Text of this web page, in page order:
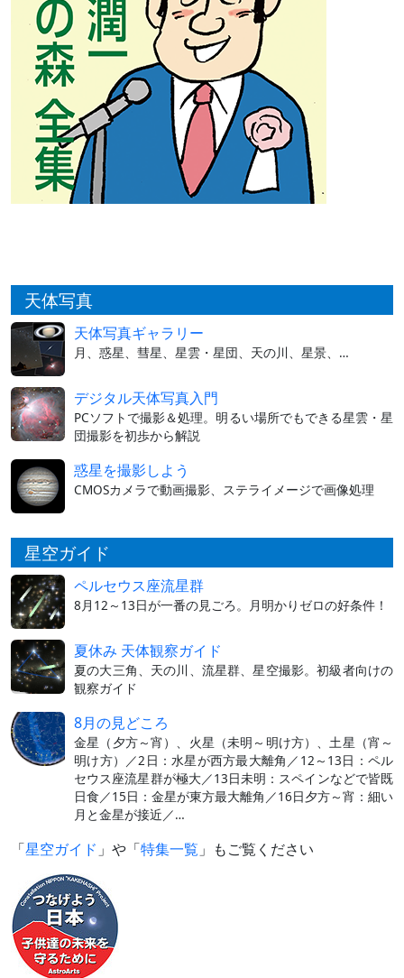
天体写真
天体写真ギャラリー
月、惑星、彗星、星雲・星団、天の川、星景、…
デジタル天体写真入門
PCソフトで撮影＆処理。明るい場所でもできる星雲・星
団撮影を初歩から解説
惑星を撮影しよう
CMOSカメラで動画撮影、ステライメージで画像処理
星空ガイド
ペルセウス座流星群
8月12～13日が一番の見ごろ。月明かりゼロの好条件！
夏休み 天体観察ガイド
夏の大三角、天の川、流星群、星空撮影。初級者向けの
観察ガイド
8月の見どころ
金星（夕方～宵）、火星（未明～明け方）、土星（宵～
明け方）／2日：水星が西方最大離角／12～13日：ペル
セウス座流星群が極大／13日未明：スペインなどで皆既
日食／15日：金星が東方最大離角／16日夕方～宵：細い
月と金星が接近／…
「星空ガイド 」や「特集一覧 」もご覧ください